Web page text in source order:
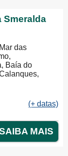
Smeralda
das
Baía do
(+ datas)
MAIS